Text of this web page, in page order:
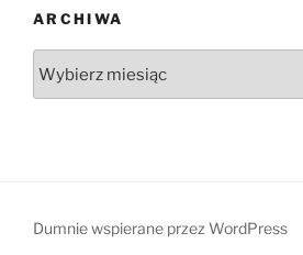
ARCHIWA
Dumnie wspierane przez WordPress